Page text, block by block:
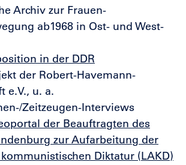
Archiv zur Frauen-
ab1968 in Ost- und West-
in der DDR
der Robert-Havemann-
e.V., u. a.
Zeitzeugen-Interviews
der Beauftragten des
zur Aufarbeitung der
Diktatur (LAKD)